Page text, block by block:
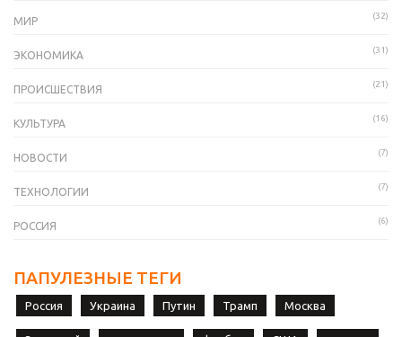
МИР (32)
ЭКОНОМИКА (31)
ПРОИСШЕСТВИЯ (21)
КУЛЬТУРА (16)
НОВОСТИ (7)
ТЕХНОЛОГИИ (7)
РОССИЯ (6)
ПАПУЛЕЗНЫЕ ТЕГИ
Россия Украина Путин Трамп Москва